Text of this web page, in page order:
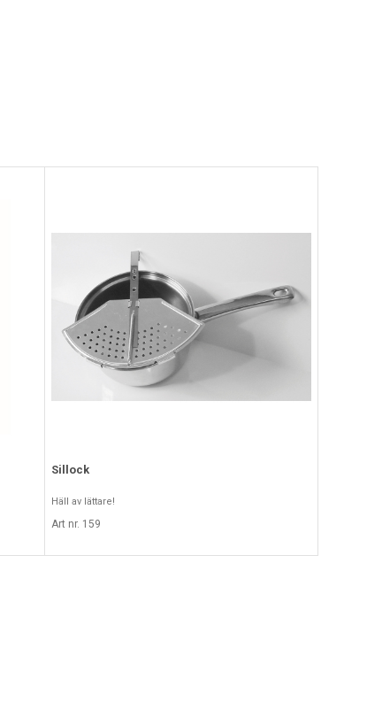
Sillock
Häll av lättare!
Art nr. 159